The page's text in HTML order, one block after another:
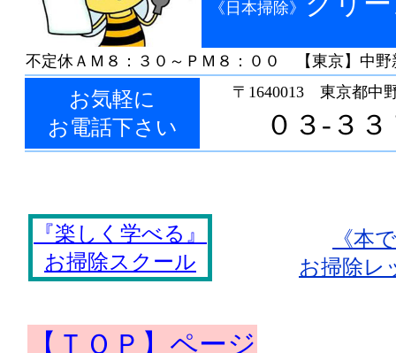
《日本掃除》
不定休 ＡＭ８：３０～ＰＭ８：００ 【東京】中野
お気軽に
お電話下さい
〒1640013 東京都中
０３-３
『楽しく学べる』
お掃除スクール
《本
お掃除レ
【ＴＯＰ】ページ